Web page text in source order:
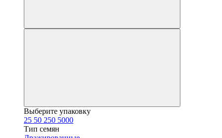
Выберите упаковку
25 50 250 5000
Тип семян